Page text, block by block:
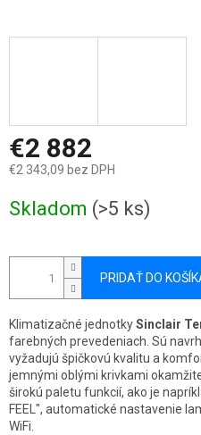
€2 882
€2 343,09 bez DPH
cena:
Skladom (>5 ks)
PRIDAŤ DO
Klimatizačné jednotkySinclair
farebných prevedeniach. Sú
vyžadujú špičkovú kvalitu a
jemnými oblými krivkami
širokú paletu funkcií, ako je
FEEL", automatické nastavenie
WiFi.